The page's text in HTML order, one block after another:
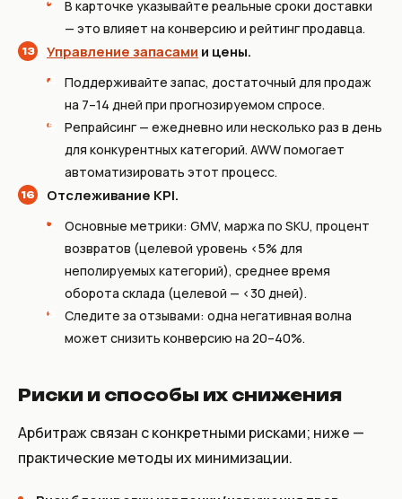
В карточке указывайте реальные сроки доставки
— это влияет на конверсию и рейтинг продавца.
Управление запасами и цены.
Поддерживайте запас, достаточный для продаж
на 7–14 дней при прогнозируемом спросе.
Репрайсинг — ежедневно или несколько раз в день
для конкурентных категорий. AWW помогает
автоматизировать этот процесс.
Отслеживание KPI.
Основные метрики: GMV, маржа по SKU, процент
возвратов (целевой уровень <5% для
неполируемых категорий), среднее время
оборота склада (целевой — <30 дней).
Следите за отзывами: одна негативная волна
может снизить конверсию на 20–40%.
Риски и способы их снижения
Арбитраж связан с конкретными рисками; ниже —
практические методы их минимизации.